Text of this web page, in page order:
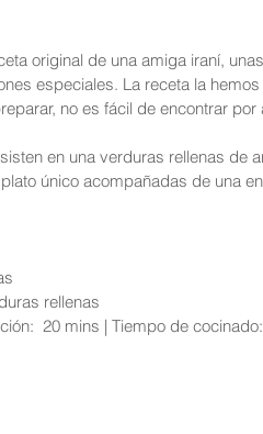
original de una amiga iraní,
especiales. La receta la
no es fácil de encontrar por
en una verduras rellenas de
único acompañadas de una
rellenas
20 mins | Tiempo de